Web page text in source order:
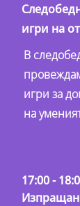
игри на
В
игри за
на
17:00 -